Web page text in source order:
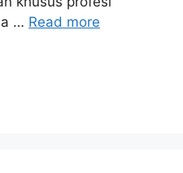
… Read more